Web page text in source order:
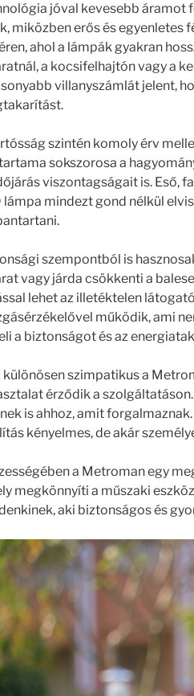
jóval kevesebb áramot
miközben erős és egyenletes
ahol a lámpák gyakran
a kocsifelhajtón vagy a
villanyszámlát jelent,
szintén komoly érv
sokszorosa a
viszontagságait is. Eső,
lámpa mindezt gond nélkül
szempontból is
vagy járda csökkenti a
lehet az illetéktelen
működik, ami
a biztonságot és az
szimpatikus a
érződik a
is ahhoz, amit
kényelmes, de akár
a Metroman egy
megkönnyíti a műszaki
aki biztonságos és